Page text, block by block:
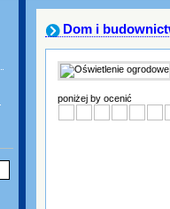
Dom i
poniżej by ocenić